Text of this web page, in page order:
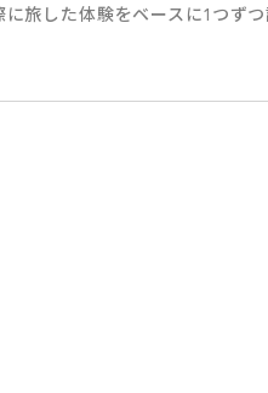
旅した体験をベースに1つず